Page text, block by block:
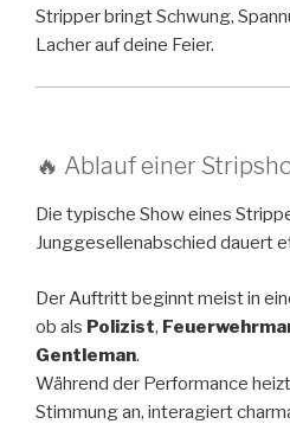
Stripper bringt Schwung,
Lacher auf deine Feier.
🔥 Ablauf einer
Die typische Show eines
Junggesellenabschied dauert
Der Auftritt beginnt meist in
ob als Polizist,
Gentleman.
Während der Performance
Stimmung an, interagiert